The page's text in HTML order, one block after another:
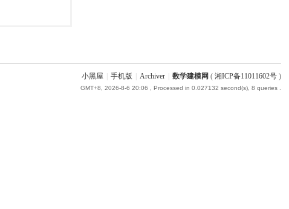
小黑屋 手机版 Archiver 数学建模网 ( 湘ICP备11011602号)
GMT+8, 2026-8-6 20:06 , Processed in 0.027132 second(s), 8 queries .